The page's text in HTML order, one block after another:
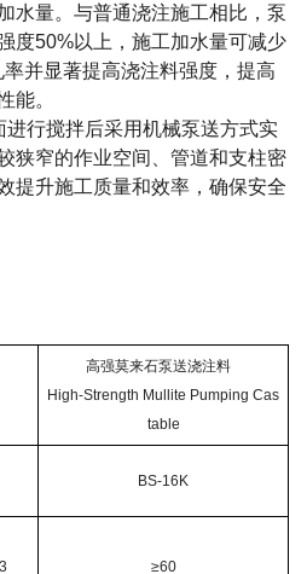
水量。与普通浇注施工相比，泵
度50%以上，施工加水量可减少
并显著提高浇注料强度，提高
能。
进行搅拌后采用机械泵送方式实
狭窄的作业空间、管道和支柱密
提升施工质量和效率，确保安全
高强莫来石泵送浇注料
High-Strength Mullite Pumping Cas
table
BS-16K
≥60